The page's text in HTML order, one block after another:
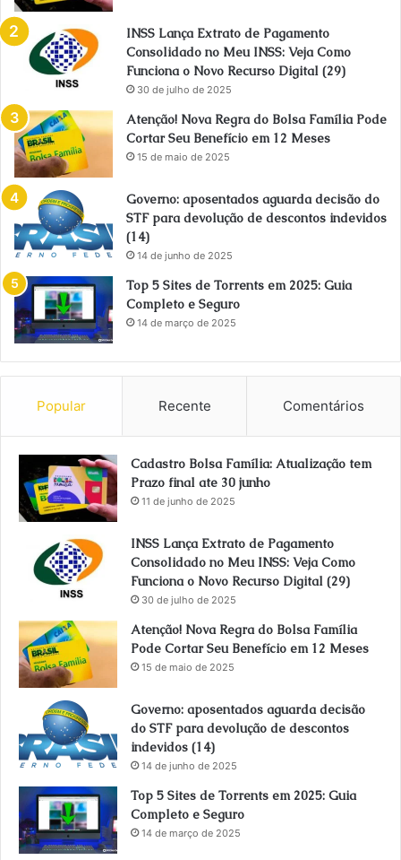
INSS Lança Extrato de Pagamento
Consolidado no Meu INSS: Veja Como
Funciona o Novo Recurso Digital (29)
30 de julho de 2025
Atenção! Nova Regra do Bolsa Família Pode
Cortar Seu Benefício em 12 Meses
15 de maio de 2025
Governo: aposentados aguarda decisão do
STF para devolução de descontos indevidos
(14)
14 de junho de 2025
Top 5 Sites de Torrents em 2025: Guia
Completo e Seguro
14 de março de 2025
Popular Recente Comentários
Cadastro Bolsa Família: Atualização tem
Prazo final ate 30 junho
11 de junho de 2025
INSS Lança Extrato de Pagamento
Consolidado no Meu INSS: Veja Como
Funciona o Novo Recurso Digital (29)
30 de julho de 2025
Atenção! Nova Regra do Bolsa Família
Pode Cortar Seu Benefício em 12 Meses
15 de maio de 2025
Governo: aposentados aguarda decisão
do STF para devolução de descontos
indevidos (14)
14 de junho de 2025
Top 5 Sites de Torrents em 2025: Guia
Completo e Seguro
14 de março de 2025